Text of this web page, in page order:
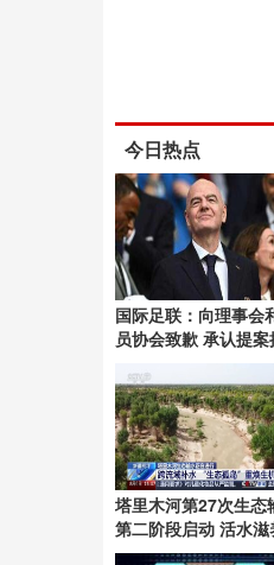
今日热点
国际足联：向理事会
员协会致歉 承认提案
塔里木河第27次生态
第二阶段启动 活水滋
洲